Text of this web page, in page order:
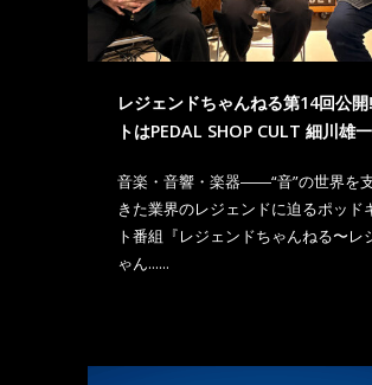
レジェンドちゃんねる第14回公
トはPEDAL SHOP CULT 細川雄
音楽・音響・楽器――“音”の世界を
きた業界のレジェンドに迫るポッド
ト番組『レジェンドちゃんねる〜レ
ゃん......